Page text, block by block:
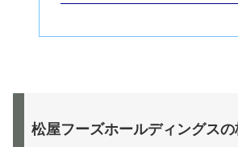
松屋フーズホールディングスの